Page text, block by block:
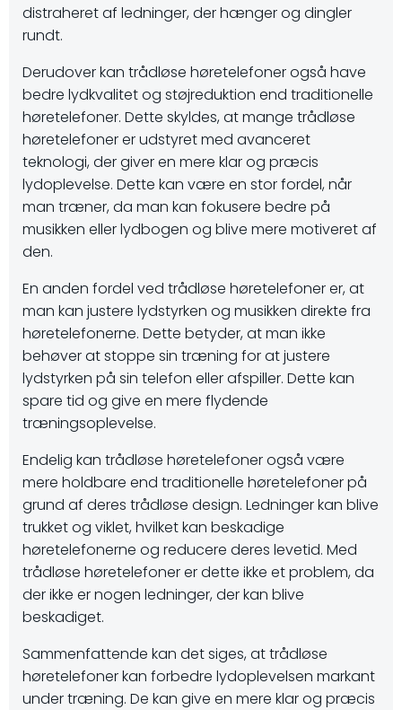
distraheret af ledninger, der hænger og dingler
rundt.
Derudover kan trådløse høretelefoner også have
bedre lydkvalitet og støjreduktion end traditionelle
høretelefoner. Dette skyldes, at mange trådløse
høretelefoner er udstyret med avanceret
teknologi, der giver en mere klar og præcis
lydoplevelse. Dette kan være en stor fordel, når
man træner, da man kan fokusere bedre på
musikken eller lydbogen og blive mere motiveret af
den.
En anden fordel ved trådløse høretelefoner er, at
man kan justere lydstyrken og musikken direkte fra
høretelefonerne. Dette betyder, at man ikke
behøver at stoppe sin træning for at justere
lydstyrken på sin telefon eller afspiller. Dette kan
spare tid og give en mere flydende
træningsoplevelse.
Endelig kan trådløse høretelefoner også være
mere holdbare end traditionelle høretelefoner på
grund af deres trådløse design. Ledninger kan blive
trukket og viklet, hvilket kan beskadige
høretelefonerne og reducere deres levetid. Med
trådløse høretelefoner er dette ikke et problem, da
der ikke er nogen ledninger, der kan blive
beskadiget.
Sammenfattende kan det siges, at trådløse
høretelefoner kan forbedre lydoplevelsen markant
under træning. De kan give en mere klar og præcis